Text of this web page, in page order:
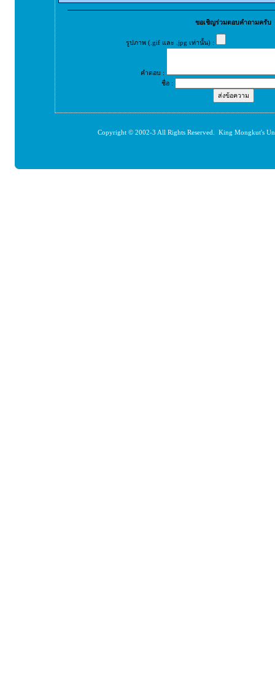
ขอเชิญร่วมตอบคำถามครับ
รูปภาพ (.gif และ .jpg เท่านั้น) :
คำตอบ :
ชื่อ :
Copyright © 2002-3 All Rights Reserved. King Mongkut's